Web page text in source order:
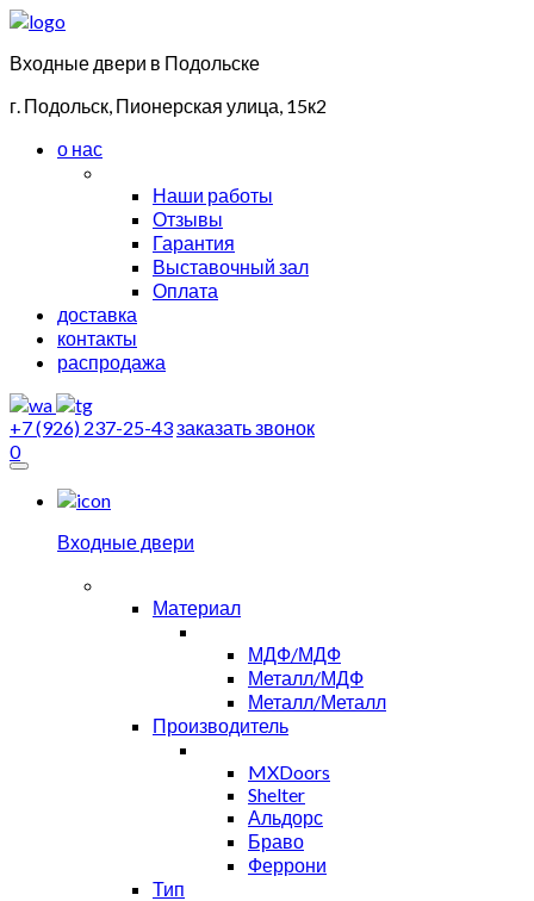
Входные двери в Подольске
г. Подольск, Пионерская улица, 15к2
о нас
Наши работы
Отзывы
Гарантия
Выставочный зал
Оплата
доставка
контакты
распродажа
+7 (926) 237-25-43заказать звонок
0
Входные двери
Материал
МДФ/МДФ
Металл/МДФ
Металл/Металл
Производитель
MXDoors
Shelter
Альдорс
Браво
Феррони
Тип